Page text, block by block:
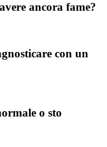
ancora fame?
con un
o sto